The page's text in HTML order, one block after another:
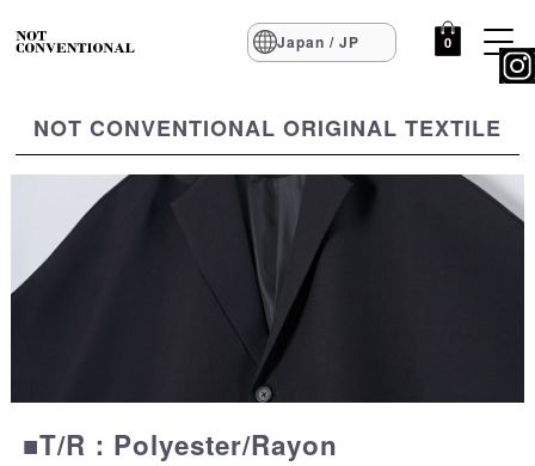
Japan / JP 0
NOT CONVENTIONAL ORIGINAL TEXTILE
■T/R：Polyester/Rayon